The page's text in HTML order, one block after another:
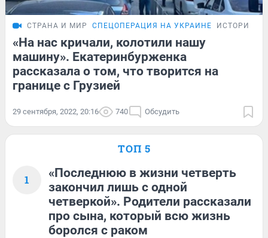
СТРАНА И МИР СПЕЦОПЕРАЦИЯ НА УКРАИНЕ ИСТОРИИ
«На нас кричали, колотили нашу
машину». Екатеринбурженка
рассказала о том, что творится на
границе с Грузией
29 сентября, 2022, 20:16 740 Обсудить
ТОП 5
1
«Последнюю в жизни четверть
закончил лишь с одной
четверкой». Родители рассказали
про сына, который всю жизнь
боролся с раком